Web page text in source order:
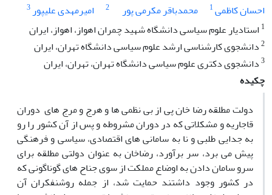
احسان کاظمی1 محمدباقر مکرمی پور 2 امیرمهدی علیپور3
1 استادیار علوم سیاسی دانشگاه شهید چمران اهواز، اهواز، ایران
2دانشجوی کارشناسی ارشد علوم سیاسی دانشگاه تهران، ایران
3دانشجوی دکتری علوم سیاسی دانشگاه تهران، تهران، ایران
چکیده
دولت مطلقه رضا خان پی از بی نظمی ها و هرج و مرج های دوران
قاجاریه و مشکلاتی که در دوران مشروطه و پس از آن کشور را رو
به جدایی طلبی و نا به سامانی های اقتصادی، سیاسی و فرهنگی
پیش می برد، سر برآورد، رضاخان به عنوان دولتی مطلقه برای
سرو سامان دادن به اوضاع مملکت از سوی جناح های گوناگونی که
در کشور وجود داشتند حمایت شد، از جمله روشنفکران آن